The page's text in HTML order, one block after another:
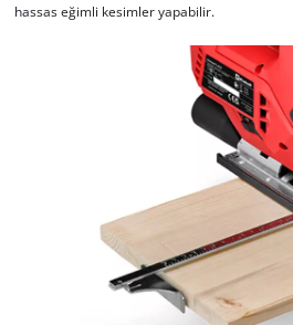
hassas eğimli kesimler yapabilir.